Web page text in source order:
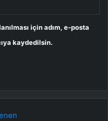
için adım, e-posta
kaydedilsin.